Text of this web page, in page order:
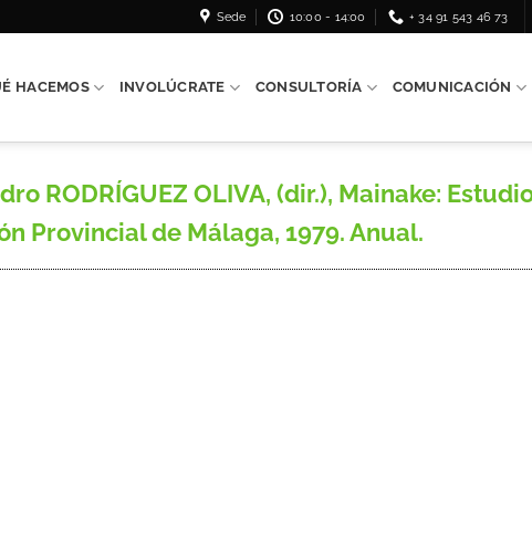
Sede 10:00 - 14:00 + 34 91 543 46 73
HACEMOS INVOLÚCRATE CONSULTORÍA COMUNICACIÓN
RODRÍGUEZ OLIVA, (dir.), Mainake:
Provincial de Málaga, 1979. Anual.